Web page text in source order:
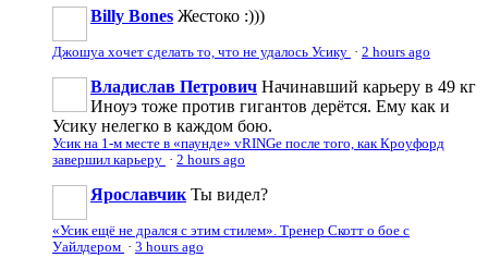
Billy Bones Жестоко :)))
Джошуа хочет сделать то, что не удалось Усику · 2 hours ago
Владислав Петрович Начинавший карьеру в 49 кг
Иноуэ тоже против гигантов дерётся. Ему как и
Усику нелегко в каждом бою.
Усик на 1-м месте в «паунде» vRINGe после того, как Кроуфорд
завершил карьеру · 2 hours ago
Ярославчик Ты видел?
«Усик ещё не дрался с этим стилем». Тренер Скотт о бое с
Уайлдером · 3 hours ago